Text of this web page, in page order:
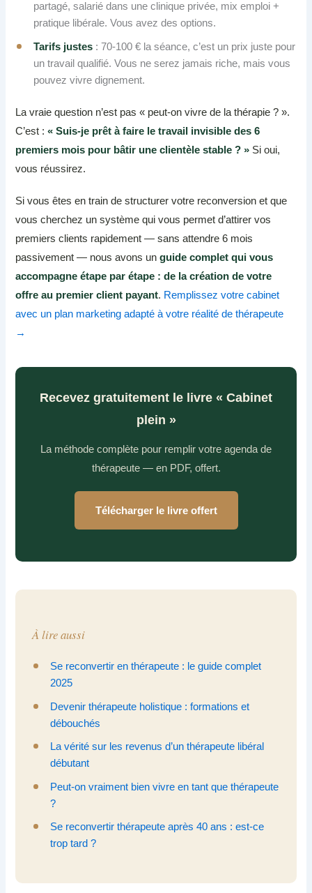
partagé, salarié dans une clinique privée, mix emploi +
pratique libérale. Vous avez des options.
Tarifs justes : 70-100 € la séance, c’est un prix juste pour
un travail qualifié. Vous ne serez jamais riche, mais vous
pouvez vivre dignement.
La vraie question n’est pas « peut-on vivre de la thérapie ? ».
C’est :« Suis-je prêt à faire le travail invisible des 6
premiers mois pour bâtir une clientèle stable ? » Si oui,
vous réussirez.
Si vous êtes en train de structurer votre reconversion et que
vous cherchez un système qui vous permet d’attirer vos
premiers clients rapidement — sans attendre 6 mois
passivement — nous avons unguide complet qui vous
accompagne étape par étape : de la création de votre
offre au premier client payant. Remplissez votre cabinet
avec un plan marketing adapté à votre réalité de thérapeute
→
Recevez gratuitement le livre « Cabinet
plein »
La méthode complète pour remplir votre agenda de
thérapeute — en PDF, offert.
Télécharger le livre offert
À lire aussi
Se reconvertir en thérapeute : le guide complet
2025
Devenir thérapeute holistique : formations et
débouchés
La vérité sur les revenus d’un thérapeute libéral
débutant
Peut-on vraiment bien vivre en tant que thérapeute
?
Se reconvertir thérapeute après 40 ans : est-ce
trop tard ?